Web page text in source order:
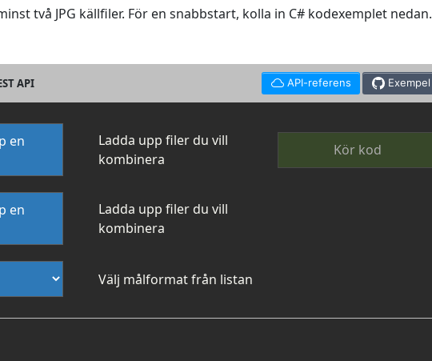
två JPG källfiler. För en snabbstart, kolla in C# kodexemplet nedan.
API API-referens Exempel
en
Ladda upp filer du vill
kombinera
Kör kod
en
Ladda upp filer du vill
kombinera
Välj målformat från listan